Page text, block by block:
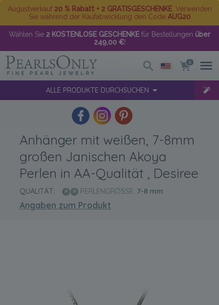
Augustverkauf 20 % Rabatt + 2 GRATISGESCHENKE. Verwenden
Sie während der Kaufabwicklung den Code AUG20
Wählen Sie 2 KOSTENLOSE GESCHENKE für Bestellungen über
249,00 €!
0
ALLE PRODUKTE DURCHSUCHEN
Anhänger mit weißen, 7-8mm
großen Janischen Akoya
Perlen in AA-Qualität , Desiree
QUALITÄT: PERLENGRÖSSE: 7-8 mm
Angaben zum Produkt